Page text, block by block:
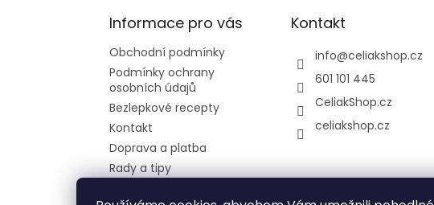
Informace pro vás
Obchodní podmínky
Podmínky ochrany
osobních údajů
Bezlepkové recepty
Kontakt
Doprava a platba
Rady a tipy
Kontakt
info@celiakshop.cz
601 101 445
CeliakShop.cz
celiakshop.cz